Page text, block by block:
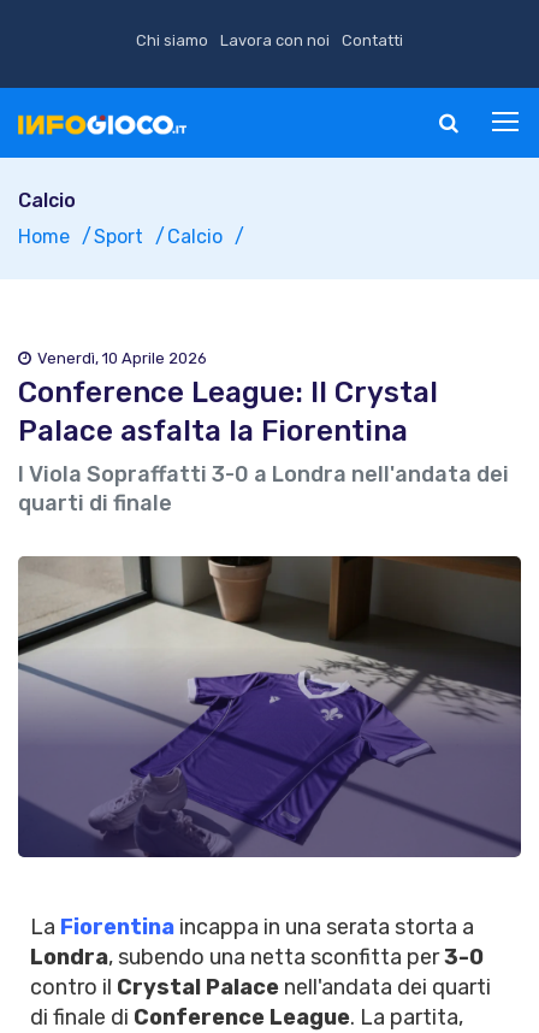
Chi siamo Lavora con noi Contatti
Calcio
Home
Sport Calcio
Venerdì, 10 Aprile 2026
Conference League: Il Crystal
Palace asfalta la Fiorentina
I Viola Sopraffatti 3-0 a Londra nell'andata dei
quarti di finale
La Fiorentina incappa in una serata storta a
Londra, subendo una netta sconfitta per3-0
contro il Crystal Palace nell'andata dei quarti
di finale di Conference League. La partita,